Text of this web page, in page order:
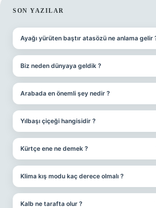
SIDEBAR
SON YAZILAR
Ayağı yürüten baştır atasözü ne anlama gelir
Biz neden dünyaya geldik ?
Arabada en önemli şey nedir ?
Yılbaşı çiçeği hangisidir ?
Kürtçe ene ne demek ?
Klima kış modu kaç derece olmalı ?
Kalb ne tarafta olur ?